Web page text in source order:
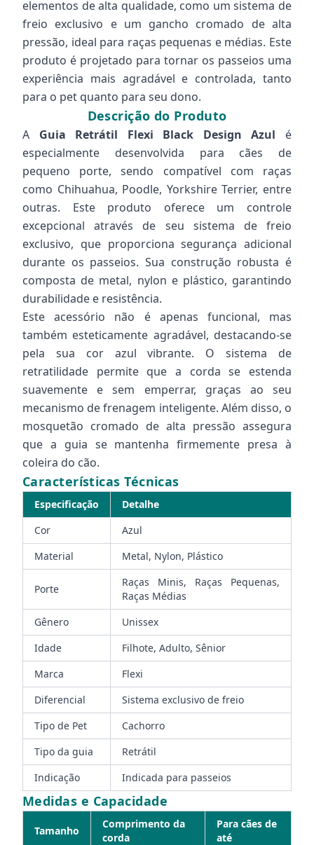
elementos de alta qualidade, como um sistema de
freio exclusivo e um gancho cromado de alta
pressão, ideal para raças pequenas e médias. Este
produto é projetado para tornar os passeios uma
experiência mais agradável e controlada, tanto
para o pet quanto para seu dono.
Descrição do Produto
A Guia Retrátil Flexi Black Design Azul é
especialmente desenvolvida para cães de
pequeno porte, sendo compatível com raças
como Chihuahua, Poodle, Yorkshire Terrier, entre
outras. Este produto oferece um controle
excepcional através de seu sistema de freio
exclusivo, que proporciona segurança adicional
durante os passeios. Sua construção robusta é
composta de metal, nylon e plástico, garantindo
durabilidade e resistência.
Este acessório não é apenas funcional, mas
também esteticamente agradável, destacando-se
pela sua cor azul vibrante. O sistema de
retratilidade permite que a corda se estenda
suavemente e sem emperrar, graças ao seu
mecanismo de frenagem inteligente. Além disso, o
mosquetão cromado de alta pressão assegura
que a guia se mantenha firmemente presa à
coleira do cão.
Características Técnicas
Especificação
Detalhe
Cor
Azul
Material
Metal, Nylon, Plástico
Porte
Raças Minis, Raças Pequenas,
Raças Médias
Gênero
Unissex
Idade
Filhote, Adulto, Sênior
Marca
Flexi
Diferencial
Sistema exclusivo de freio
Tipo de Pet
Cachorro
Tipo da guia
Retrátil
Indicação
Indicada para passeios
Medidas e Capacidade
Tamanho
Comprimento da
corda
Para cães de
até